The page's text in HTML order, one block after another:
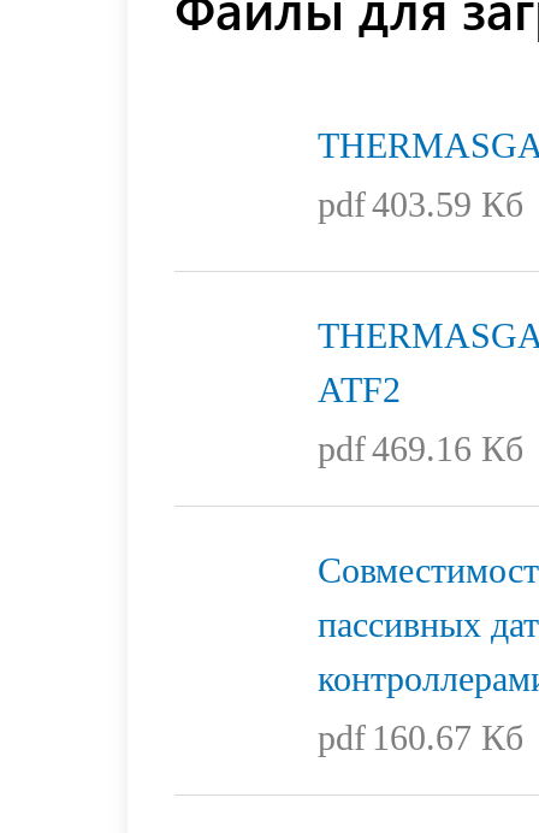
pdf403.59 Кб
ATF2
pdf469.16 Кб
пассивных
pdf 160.67 Кб